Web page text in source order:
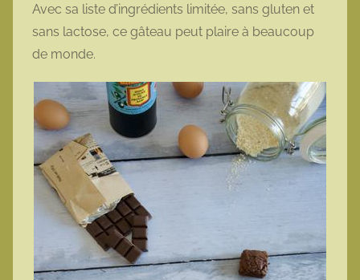
Avec sa liste d’ingrédients limitée, sans gluten et
sans lactose, ce gâteau peut plaire à beaucoup
de monde.